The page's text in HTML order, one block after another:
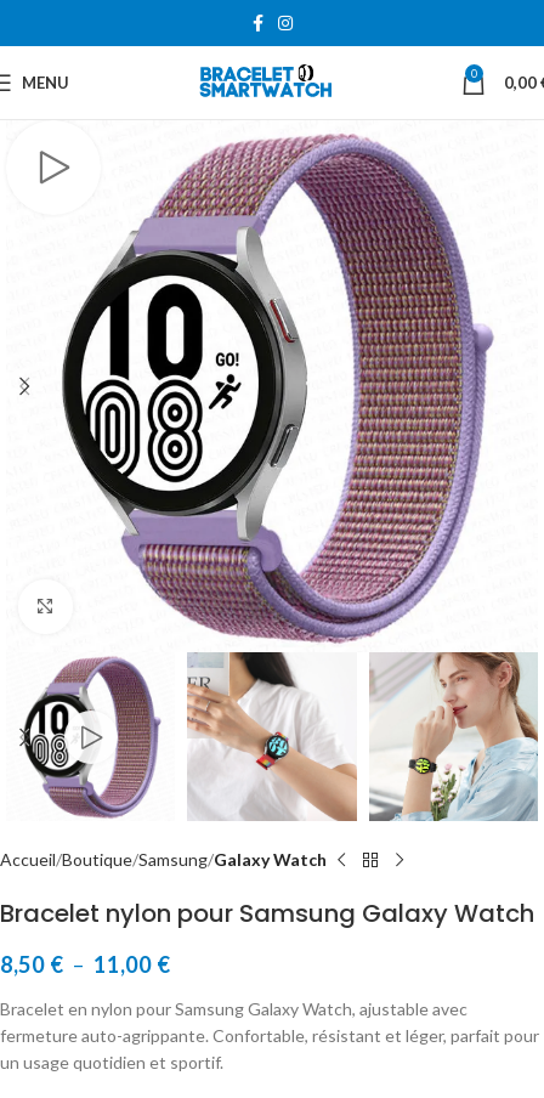
MENU 0 0,00
Cliquer pour agrandir
Accueil Boutique Samsung Galaxy Watch
Bracelet nylon pour Samsung Galaxy Watch
8,50 € – 11,00 €
Bracelet en nylon pour Samsung Galaxy Watch, ajustable avec
fermeture auto-agrippante. Confortable, résistant et léger, parfait pour
un usage quotidien et sportif.